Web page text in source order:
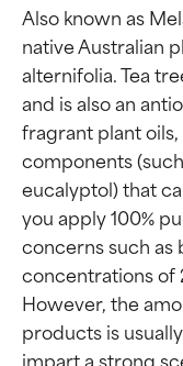
Also known as
native Australian
alternifolia. Tea
and is also an
fragrant plant
components
eucalyptol) that
you apply 100%
concerns such as
concentrations of
However, the
products is
impart a strong